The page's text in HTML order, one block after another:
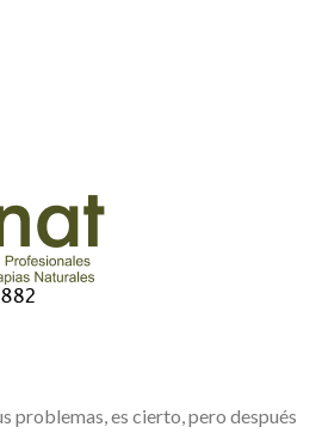
problemas, es cierto, pero después